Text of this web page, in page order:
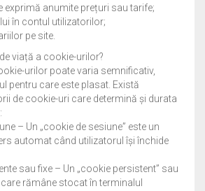
exprimă anumite prețuri sau tarife;
în contul utilizatorilor;
pe site.
viață a cookie-urilor?
urilor poate varia semnificativ,
pentru care este plasat. Există
de cookie-uri care determină și durata
– Un „cookie de sesiune” este un
automat când utilizatorul își închide
sau fixe – Un „cookie persistent” sau
care rămâne stocat în terminalul